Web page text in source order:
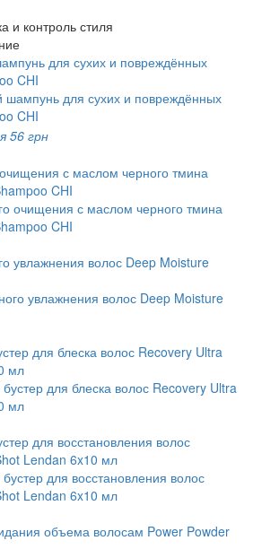
и контроль стиля
для сухих и повреждённых
CHI
56 грн
с маслом черного тмина
CHI
увлажнения волос Deep Moisture
для блеска волос Recovery Ultra
мл
для восстановления волос
Lendan 6x10 мл
объема волосам Power Powder